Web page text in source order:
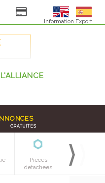
Information Export
GRATUITES
Pieces
detachees